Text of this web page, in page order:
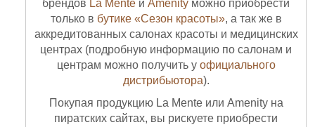
брендов La Mente и Amenity можно приобрести
только в бутике «Сезон красоты», а так же в
аккредитованных салонах красоты и медицинских
центрах (подробную информацию по салонам и
центрам можно получить у официального
дистрибьютора).
Покупая продукцию La Mente или Amenity на
пиратских сайтах, вы рискуете приобрести